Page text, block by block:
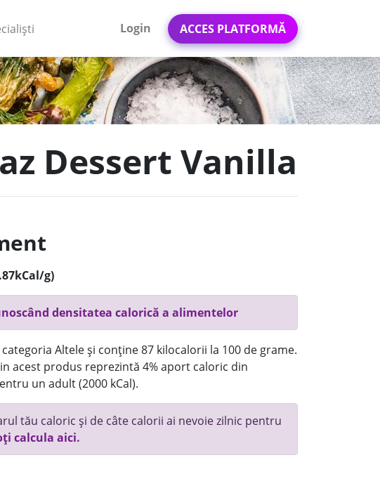
Login ACCES PLATFORMĂ
Dessert Vanilla
g)
densitatea calorică a alimentelor
Altele și conține 87 kilocalorii la 100 de grame.
acest produs reprezintă 4% aport caloric din
un adult (2000 kCal).
tău caloric și de câte calorii ai nevoie zilnic pentru
calcula aici.